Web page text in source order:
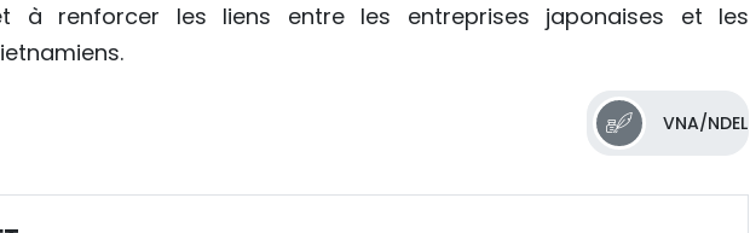
à renforcer les liens entre les entreprises japonaises et les
VNA/NDEL